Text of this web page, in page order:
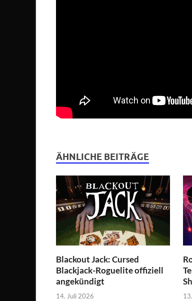
ÄHNLICHE BEITRÄGE
Blackout Jack: Cursed
Blackjack-Roguelite offiziell
angekündigt
14. Juli 2026